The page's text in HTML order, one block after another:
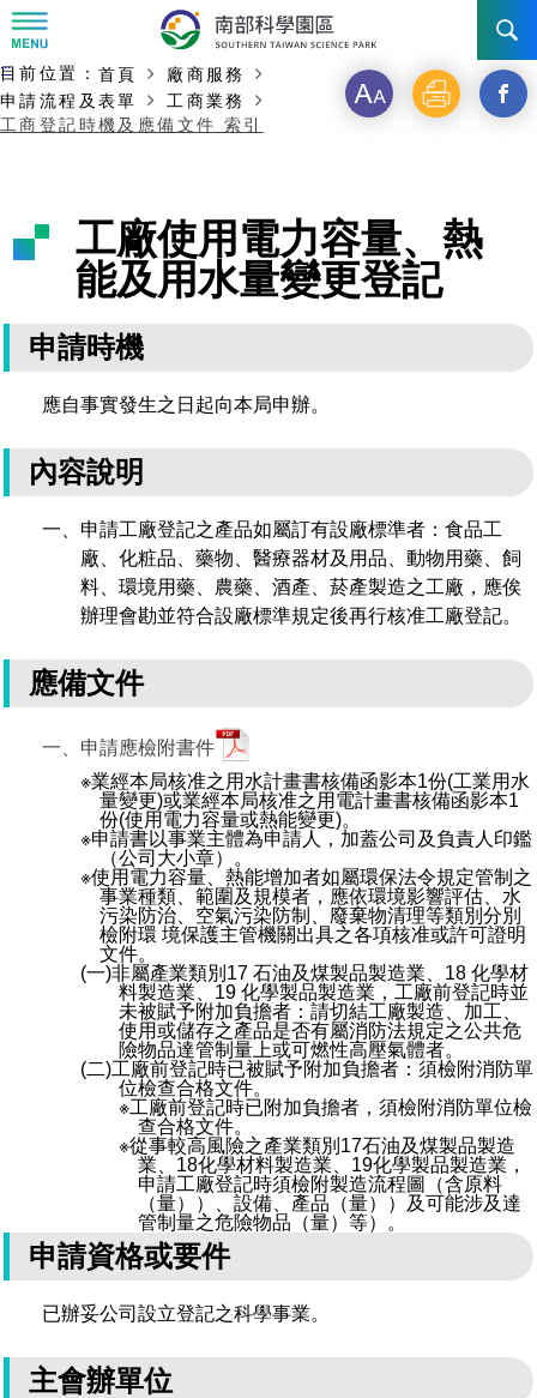
訊息公告
新聞資料專區
即時新聞澄清專區
徵才公告
招標資訊
園區電子看板專區
發展沿革
設立沿革
大事紀
首長介紹
局長小檔案
局長電子信箱
機關組織
組織法
組織架構
管理局位置
施政主軸
年度工作展望
廉政園地
廉政反貪、防貪專區
廉政資訊
公職人員及關係人補助交易身分關係公開專區
機關採購廉政平臺
獲獎記錄
檔案應用專區
檔案應用服務須知
檔案應用及宣導活動
檔案教育訓練及標竿學習
檔案管理局相關連結
認識園區
臺南園區
簡介
競爭優勢
土地規劃
園區土地廠房宿舍出租資訊
園區資源再生中心
污水處理廠
高雄園區
簡介
競爭優勢
水電供應
園區土地廠房宿舍出租資訊
污水處理廠
橋頭園區
簡介
土地規劃
水電供應
園區土地廠房宿舍出租資訊
污水處理廠
新設園區
交通資訊
機構及廠商名錄
園區公會資訊
研究機構
育成中心
公共藝術
考古遺址
南科新港堂
園區生活
生活服務
園區宿舍簡介
自行車道網
南科實中
人文景觀地圖
創新創業
南科AI_ROBOT自造基地
南科創業工坊
永續園區
企業社會責任
永續LOHAS綠色園區
生態資產
「沙崙生態科學園區生態保育協作平台」公開資訊
網站
工商服務
廠商服務
申請流程及表單
入區申辦流程
申辦案件處理時限
投資業務
通關業務
工安管理
環保管理
勞資管理
建築管理
營建管理
電子公文交換
場地借用
相關費用
園區事業管理費
土地及廠房租賃
污水費
廢棄物清除處理費
科學園區廠商服務網
園區課程及獎補助計畫
科學園區人才培育補助計畫
新興科技應用計畫
敦親睦鄰經費補助
性平專區
園區廠商採購資訊
主要內容開始
:::
目前位置： 首頁
廠商服務
申請流程及表單
工商業務
工商登記時機及應備文件 索引
字 列 另
新
到
工廠使用電力容量、熱
能及用水量變更登記
申請時機
應自事實發生之日起向本局申辦。
內容說明
一、申請工廠登記之產品如屬訂有設廠標準者：食品工
廠、化粧品、藥物、醫療器材及用品、動物用藥、飼
料、環境用藥、農藥、酒產、菸產製造之工廠，應俟
辦理會勘並符合設廠標準規定後再行核准工廠登記。
應備文件
一、申請應檢附書件
※業經本局核准之用水計畫書核備函影本1份(工業用水
量變更)或業經本局核准之用電計畫書核備函影本1
份(使用電力容量或熱能變更)。
※申請書以事業主體為申請人，加蓋公司及負責人印鑑
（公司大小章）。
※使用電力容量、熱能增加者如屬環保法令規定管制之
事業種類、範圍及規模者，應依環境影響評估、水
污染防治、空氣污染防制、廢棄物清理等類別分別
檢附環 境保護主管機關出具之各項核准或許可證明
文件。
(一)非屬產業類別17 石油及煤製品製造業、18 化學材
料製造業、19 化學製品製造業，工廠前登記時並
未被賦予附加負擔者：請切結工廠製造、加工、
使用或儲存之產品是否有屬消防法規定之公共危
險物品達管制量上或可燃性高壓氣體者。
(二)工廠前登記時已被賦予附加負擔者：須檢附消防單
位檢查合格文件。
※工廠前登記時已附加負擔者，須檢附消防單位檢
查合格文件。
※從事較高風險之產業類別17石油及煤製品製造
業、18化學材料製造業、19化學製品製造業，
申請工廠登記時須檢附製造流程圖（含原料
（量））、設備、產品（量））及可能涉及達
管制量之危險物品（量）等）。
申請資格或要件
已辦妥公司設立登記之科學事業。
主會辦單位